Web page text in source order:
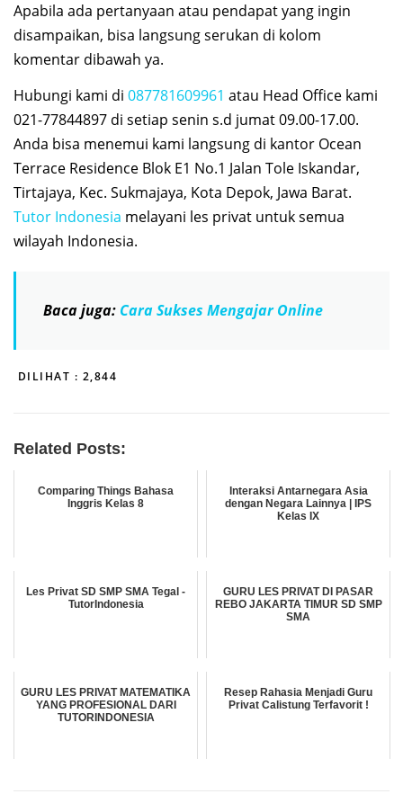
Apabila ada pertanyaan atau pendapat yang ingin
disampaikan, bisa langsung serukan di kolom
komentar dibawah ya.
Hubungi kami di 087781609961 atau Head Office kami
021-77844897 di setiap senin s.d jumat 09.00-17.00.
Anda bisa menemui kami langsung di kantor Ocean
Terrace Residence Blok E1 No.1 Jalan Tole Iskandar,
Tirtajaya, Kec. Sukmajaya, Kota Depok, Jawa Barat.
Tutor Indonesia melayani les privat untuk semua
wilayah Indonesia.
Baca juga: Cara Sukses Mengajar Online
DILIHAT : 2,844
Related Posts:
Comparing Things Bahasa
Inggris Kelas 8
Interaksi Antarnegara Asia
dengan Negara Lainnya | IPS
Kelas IX
Les Privat SD SMP SMA Tegal -
TutorIndonesia
GURU LES PRIVAT DI PASAR
REBO JAKARTA TIMUR SD SMP
SMA
GURU LES PRIVAT MATEMATIKA
YANG PROFESIONAL DARI
TUTORINDONESIA
Resep Rahasia Menjadi Guru
Privat Calistung Terfavorit !